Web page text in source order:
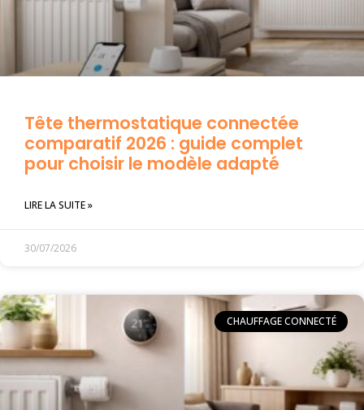
Tête thermostatique connectée
comparatif 2026 : guide complet
pour choisir le modèle adapté
LIRE LA SUITE »
30/07/2026
CHAUFFAGE CONNECTÉ